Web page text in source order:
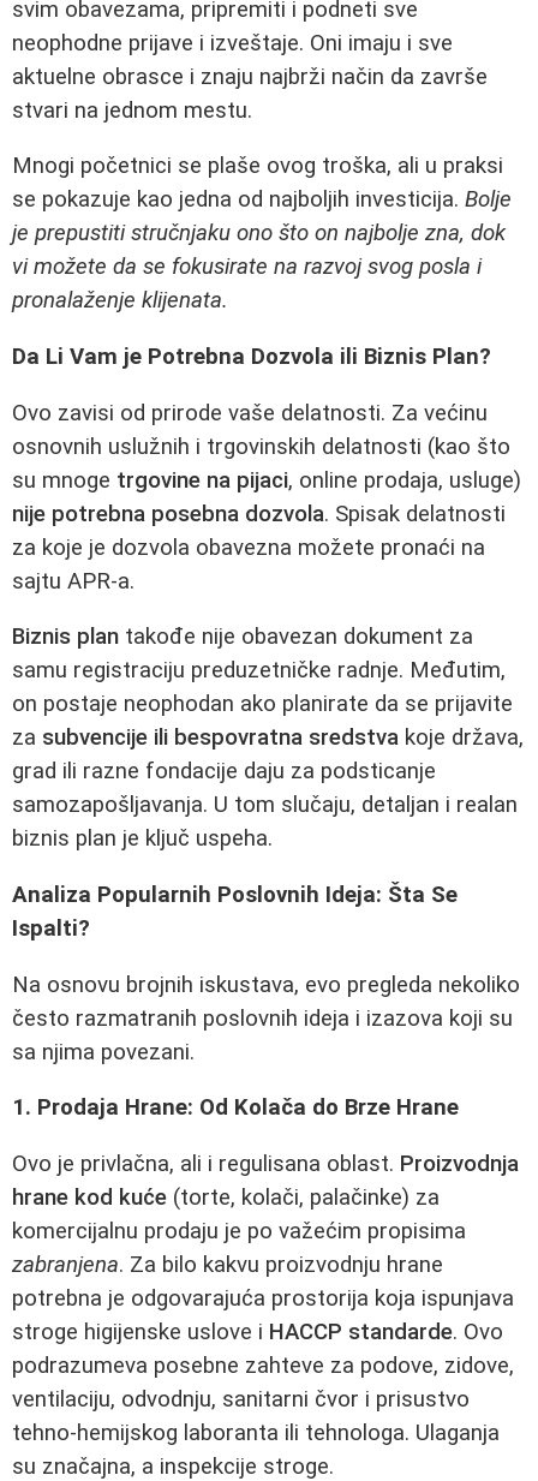
svim obavezama, pripremiti i podneti sve
neophodne prijave i izveštaje. Oni imaju i sve
aktuelne obrasce i znaju najbrži način da završe
stvari na jednom mestu.
Mnogi početnici se plaše ovog troška, ali u praksi
se pokazuje kao jedna od najboljih investicija. Bolje
je prepustiti stručnjaku ono što on najbolje zna, dok
vi možete da se fokusirate na razvoj svog posla i
pronalaženje klijenata.
Da Li Vam je Potrebna Dozvola ili Biznis Plan?
Ovo zavisi od prirode vaše delatnosti. Za većinu
osnovnih uslužnih i trgovinskih delatnosti (kao što
su mnoge trgovine na pijaci, online prodaja, usluge)
nije potrebna posebna dozvola. Spisak delatnosti
za koje je dozvola obavezna možete pronaći na
sajtu APR-a.
Biznis plan takođe nije obavezan dokument za
samu registraciju preduzetničke radnje. Međutim,
on postaje neophodan ako planirate da se prijavite
za subvencije ili bespovratna sredstva koje država,
grad ili razne fondacije daju za podsticanje
samozapošljavanja. U tom slučaju, detaljan i realan
biznis plan je ključ uspeha.
Analiza Popularnih Poslovnih Ideja: Šta Se
Ispalti?
Na osnovu brojnih iskustava, evo pregleda nekoliko
često razmatranih poslovnih ideja i izazova koji su
sa njima povezani.
1. Prodaja Hrane: Od Kolača do Brze Hrane
Ovo je privlačna, ali i regulisana oblast. Proizvodnja
hrane kod kuće (torte, kolači, palačinke) za
komercijalnu prodaju je po važećim propisima
zabranjena. Za bilo kakvu proizvodnju hrane
potrebna je odgovarajuća prostorija koja ispunjava
stroge higijenske uslove i HACCP standarde. Ovo
podrazumeva posebne zahteve za podove, zidove,
ventilaciju, odvodnju, sanitarni čvor i prisustvo
tehno-hemijskog laboranta ili tehnologa. Ulaganja
su značajna, a inspekcije stroge.